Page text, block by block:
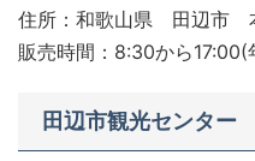
住所：和歌山県 田辺市
販売時間：8:30から17:00(
田辺市観光センター